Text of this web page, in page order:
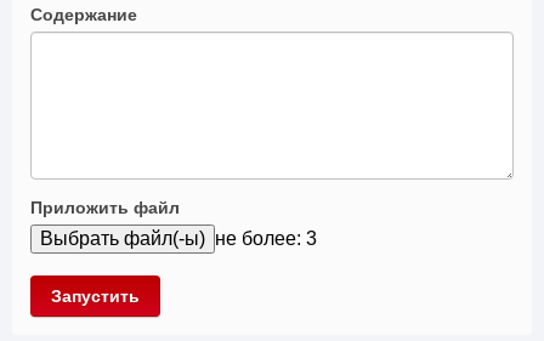
Содержание
Приложить файл
не более: 3
Запустить